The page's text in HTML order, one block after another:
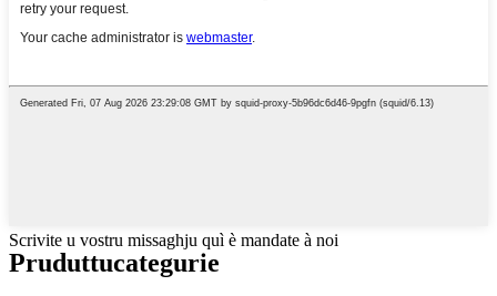
Scrivite u vostru missaghju quì è mandate à noi
Pruduttucategurie